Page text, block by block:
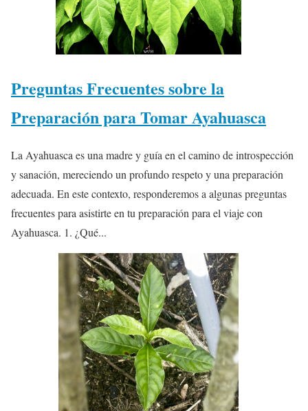
Preguntas Frecuentes sobre la
Preparación para Tomar Ayahuasca
La Ayahuasca es una madre y guía en el camino de introspección
y sanación, mereciendo un profundo respeto y una preparación
adecuada. En este contexto, responderemos a algunas preguntas
frecuentes para asistirte en tu preparación para el viaje con
Ayahuasca. 1. ¿Qué...